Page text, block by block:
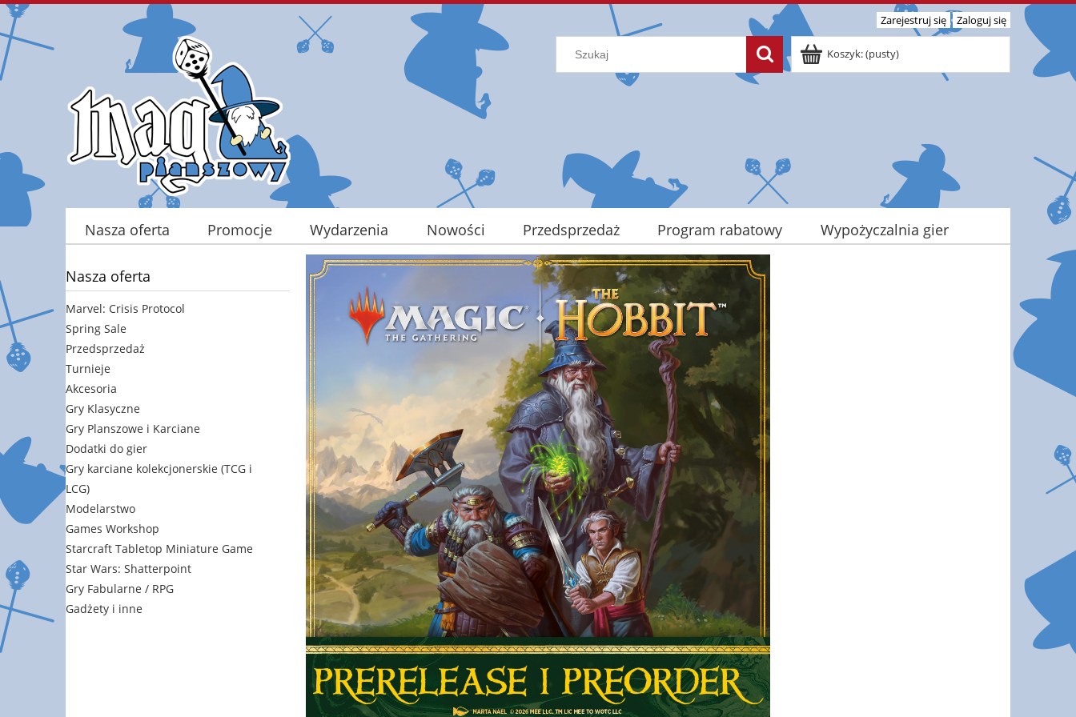
Zarejestruj się Zaloguj się
Koszyk:(pusty)
Nasza oferta Promocje Wydarzenia Nowości Przedsprzedaż Program rabatowy
Wypożyczalnia gier
Kontakt
Nasza oferta
Marvel: Crisis Protocol
Spring Sale
Przedsprzedaż
Turnieje
Akcesoria
Gry Klasyczne
Gry Planszowe i Karciane
Dodatki do gier
Gry karciane kolekcjonerskie (TCG i
LCG)
Modelarstwo
Games Workshop
Starcraft Tabletop Miniature Game
Star Wars: Shatterpoint
Gry Fabularne / RPG
Gadżety i inne